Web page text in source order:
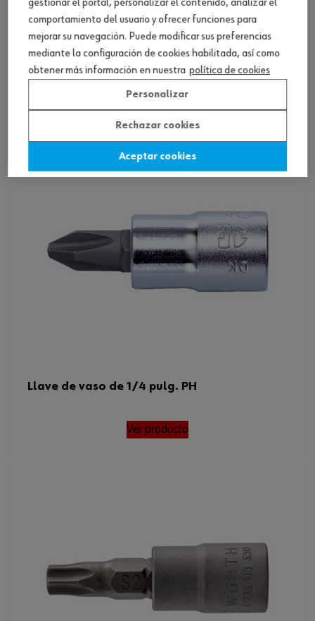
Llave de vaso 1/4 pulg. hexagonal, métrica,
larga
Llave de vaso de 1/4 pulg. PH
Ver producto
gestionar el portal, personalizar el contenido, analizar el
comportamiento del usuario y ofrecer funciones para
mejorar su navegación. Puede modificar sus preferencias
mediante la configuración de cookies habilitada, así como
obtener más información en nuestra política de cookies
Personalizar
Rechazar cookies
Aceptar cookies